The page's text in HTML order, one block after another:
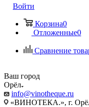
Войти
Корзина0
Отложенные0
Сравнение
Ваш город
Орёл
info@vinotheque.ru
«ВИНОТЕКА.», г.